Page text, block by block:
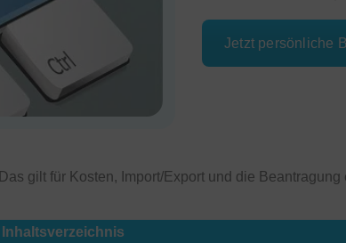
Jetzt persönliche
Das gilt für Kosten, Import/Export und die
Inhaltsverzeichnis